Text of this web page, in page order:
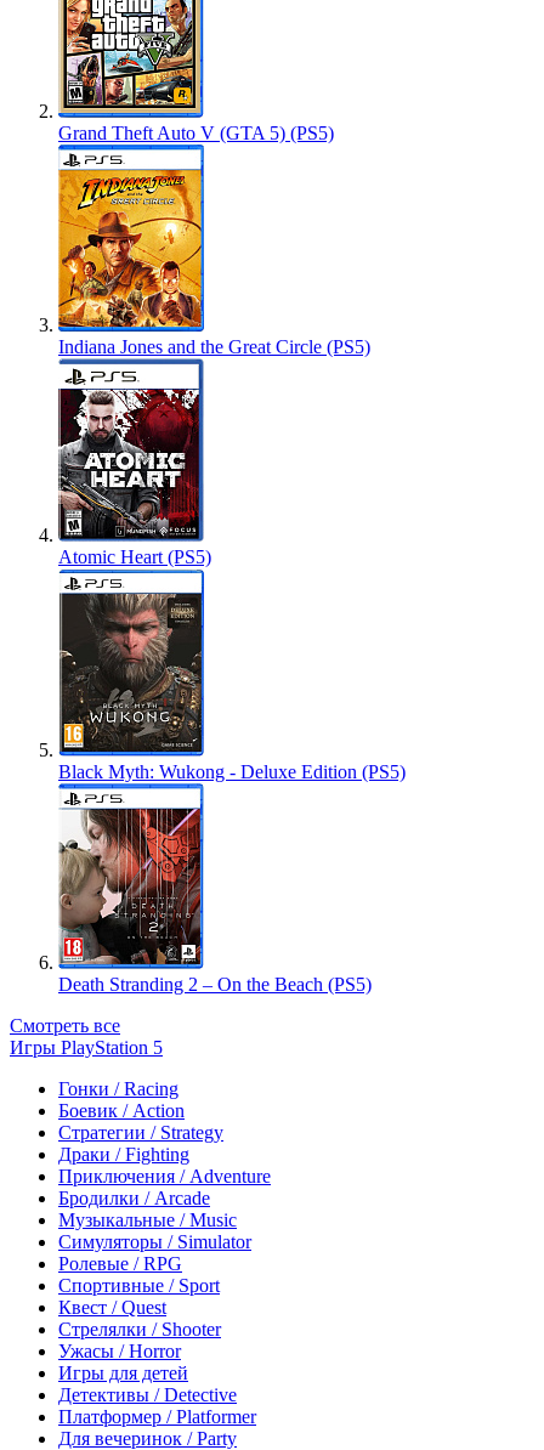
Grand Theft Auto V (GTA 5) (PS5)
Indiana Jones and the Great Circle (PS5)
Atomic Heart (PS5)
Black Myth: Wukong - Deluxe Edition (PS5)
Death Stranding 2 – On the Beach (PS5)
Смотреть все
Игры PlayStation 5
Гонки / Racing
Боевик / Action
Стратегии / Strategy
Драки / Fighting
Приключения / Adventure
Бродилки / Arcade
Музыкальные / Music
Симуляторы / Simulator
Ролевые / RPG
Спортивные / Sport
Квест / Quest
Стрелялки / Shooter
Ужасы / Horror
Игры для детей
Детективы / Detective
Платформер / Platformer
Для вечеринок / Party